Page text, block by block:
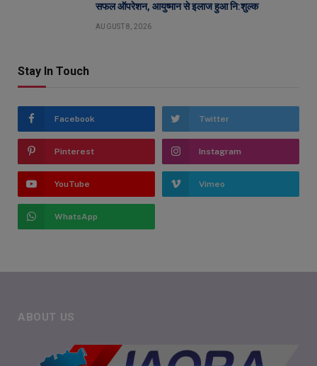
सफल ऑपरेशन, आयुष्मान से इलाज हुआ नि:शुल्क
AUGUST 8, 2026
Stay In Touch
Facebook Twitter
Pinterest Instagram
YouTube Vimeo
WhatsApp
ABOUT US